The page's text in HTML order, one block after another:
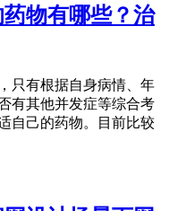
物有哪些？治
只有根据自身病情、年
有其他并发症等综合考
自己的药物。目前比较